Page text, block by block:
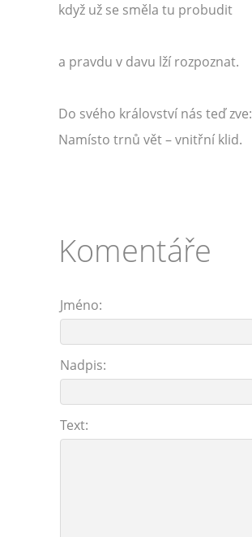
když už se směla tu probudit
a pravdu v davu lží rozpoznat.
Do svého království nás teď zve:
Namísto trnů vět – vnitřní klid.
Komentáře
Jméno:
Nadpis:
Text: